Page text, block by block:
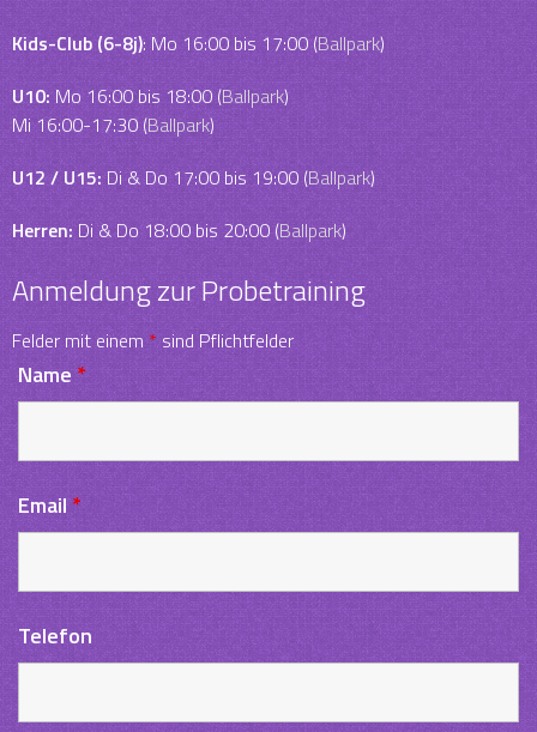
Kids-Club (6-8j): Mo 16:00 bis 17:00 (Ballpark)
U10: Mo 16:00 bis 18:00 (Ballpark)
Mi 16:00-17:30 (Ballpark)
U12 / U15: Di & Do 17:00 bis 19:00 (Ballpark)
Herren: Di & Do 18:00 bis 20:00 (Ballpark)
Anmeldung zur Probetraining
Felder mit einem* sind Pflichtfelder
Name*
Email *
Telefon